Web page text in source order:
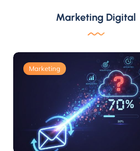
Marketing Digital
Marketing